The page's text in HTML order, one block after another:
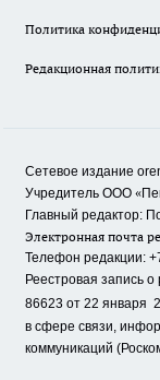
Политика
Редакционная
Сетевое издание
Учредитель ООО «
Главный редактор:
Электронная почта
Телефон редакции:
Реестровая запись
86623 от 22 января
в сфере связи,
коммуникаций